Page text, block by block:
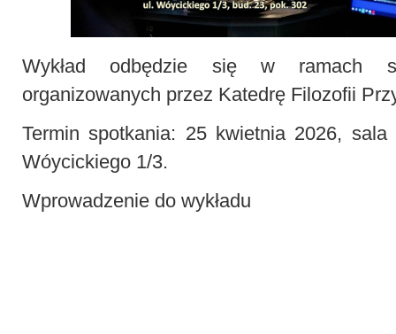
Wykład odbędzie się w ramach
organizowanych przez Katedrę Filozofii
Termin spotkania: 25 kwietnia 2026,
Wóycickiego 1/3.
Wprowadzenie do wykładu